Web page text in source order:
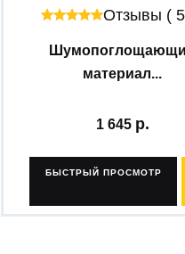
Отзывы (
материал...
1 645
БЫСТРЫЙ ПРОСМОТР